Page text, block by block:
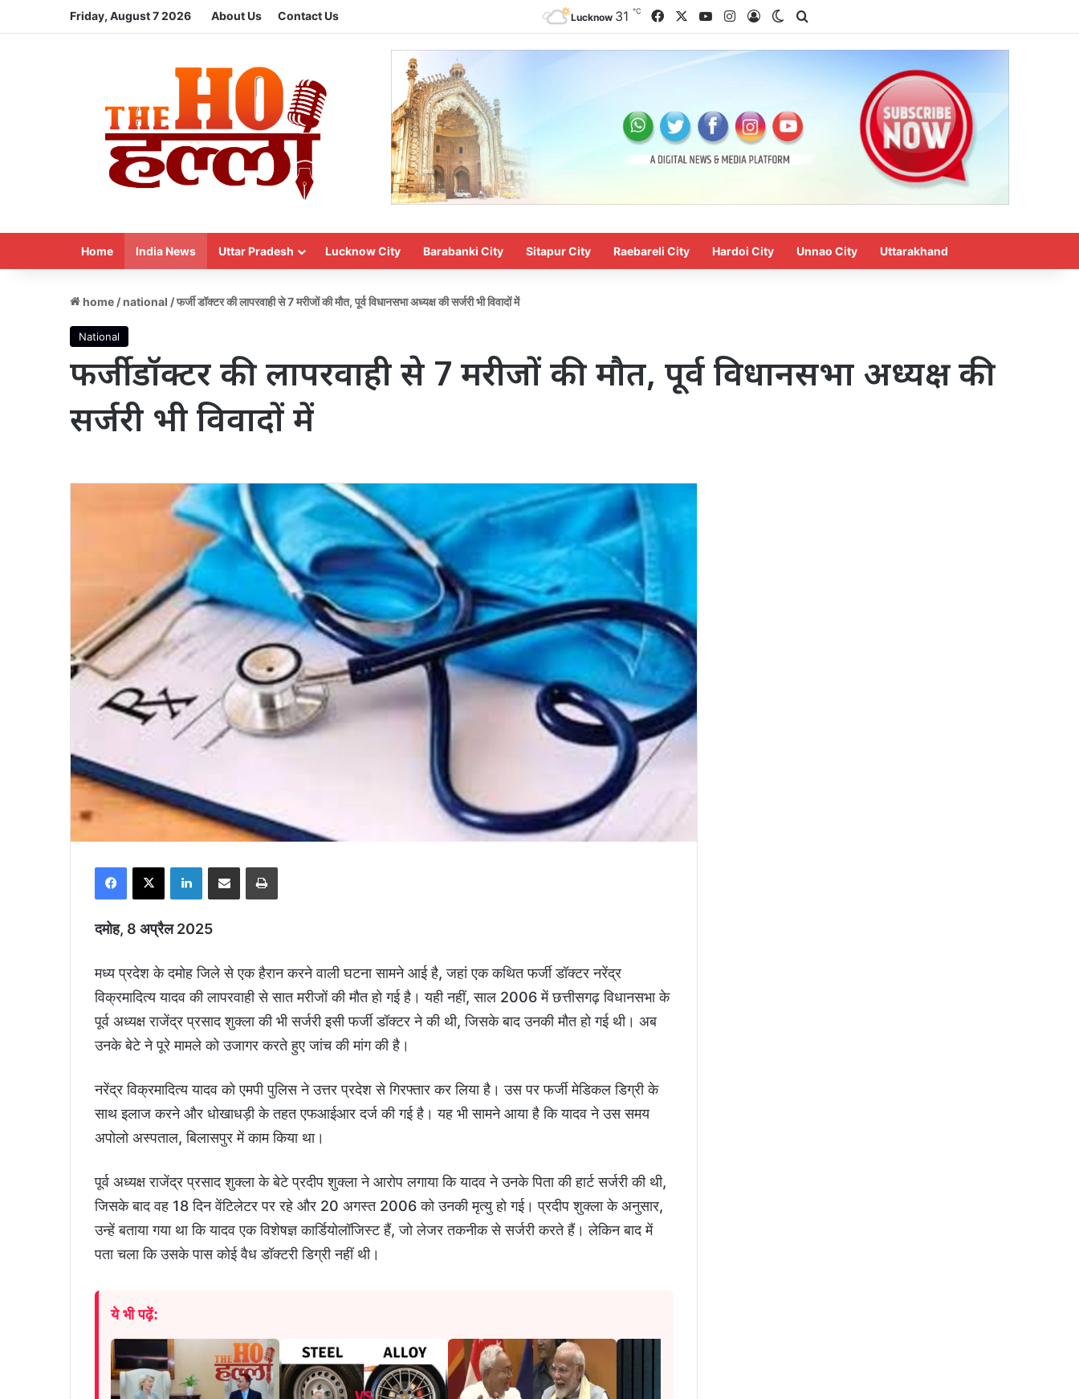
Friday, August 7 2026 About Us Contact Us Lucknow 31 ℃ FacebookYouTubeInstagram
Log InSwitch skin
Home India News Uttar Pradesh Lucknow City Barabanki City Sitapur City Raebareli City Hardoi City Unnao City Uttarakhand
home /national /फर्जी डॉक्टर की लापरवाही से 7 मरीजों की मौत, पूर्व विधानसभा अध्यक्ष की सर्जरी भी विवादों में
National
फर्जी डॉक्टर की लापरवाही से 7 मरीजों की मौत, पूर्व विधानसभा अध्यक्ष की
सर्जरी भी विवादों में
Facebook
X LinkedInShare via Email Print
दमोह, 8 अप्रैल 2025
मध्य प्रदेश के दमोह जिले से एक हैरान करने वाली घटना सामने आई है, जहां एक कथित फर्जी डॉक्टर नरेंद्र
विक्रमादित्य यादव की लापरवाही से सात मरीजों की मौत हो गई है। यही नहीं, साल 2006 में छत्तीसगढ़ विधानसभा के
पूर्व अध्यक्ष राजेंद्र प्रसाद शुक्ला की भी सर्जरी इसी फर्जी डॉक्टर ने की थी, जिसके बाद उनकी मौत हो गई थी। अब
उनके बेटे ने पूरे मामले को उजागर करते हुए जांच की मांग की है।
नरेंद्र विक्रमादित्य यादव को एमपी पुलिस ने उत्तर प्रदेश से गिरफ्तार कर लिया है। उस पर फर्जी मेडिकल डिग्री के
साथ इलाज करने और धोखाधड़ी के तहत एफआईआर दर्ज की गई है। यह भी सामने आया है कि यादव ने उस समय
अपोलो अस्पताल, बिलासपुर में काम किया था।
पूर्व अध्यक्ष राजेंद्र प्रसाद शुक्ला के बेटे प्रदीप शुक्ला ने आरोप लगाया कि यादव ने उनके पिता की हार्ट सर्जरी की थी,
जिसके बाद वह 18 दिन वेंटिलेटर पर रहे और 20 अगस्त 2006 को उनकी मृत्यु हो गई। प्रदीप शुक्ला के अनुसार,
उन्हें बताया गया था कि यादव एक विशेषज्ञ कार्डियोलॉजिस्ट हैं, जो लेजर तकनीक से सर्जरी करते हैं। लेकिन बाद में
पता चला कि उसके पास कोई वैध डॉक्टरी डिग्री नहीं थी।
ये भी पढ़ें: